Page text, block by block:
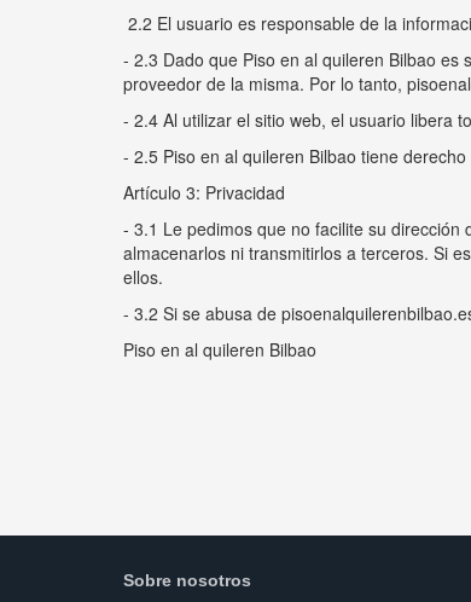
2.2 El usuario es responsable de la
- 2.3 Dado que Piso en al quileren Bilbao
proveedor de la misma. Por lo tanto,
- 2.4 Al utilizar el sitio web, el usuario libera
- 2.5 Piso en al quileren Bilbao tiene
Artículo 3: Privacidad
- 3.1 Le pedimos que no facilite su
almacenarlos ni transmitirlos a terceros. Si
ellos.
- 3.2 Si se abusa de
Piso en al quileren Bilbao
Sobre nosotros